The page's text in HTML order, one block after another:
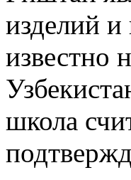
изделий и
известно
школа